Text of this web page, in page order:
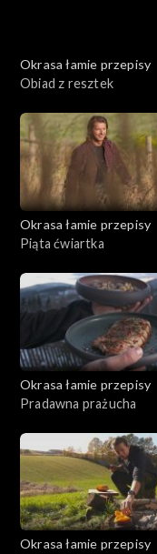
Okrasa łamie przepisy
Obiad z resztek
Okrasa łamie przepisy
Piąta ćwiartka
Okrasa łamie przepisy
Pradawna prażucha
Okrasa łamie przepisy